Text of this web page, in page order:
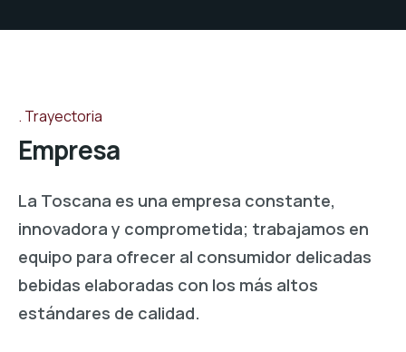
Trayectoria
Empresa
La Toscana es una empresa constante,
innovadora y comprometida; trabajamos en
equipo para ofrecer al consumidor delicadas
bebidas elaboradas con los más altos
estándares de calidad.